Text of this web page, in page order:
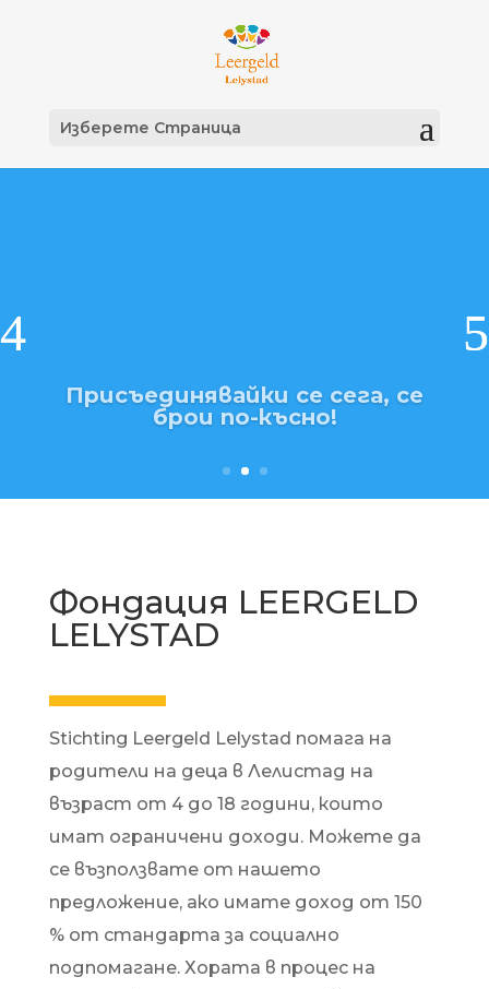
Изберете Страница
Присъединявайки се сега, се
брои по-късно!
Фондация LEERGELD
LELYSTAD
Stichting Leergeld Lelystad помага на
родители на деца в Лелистад на
възраст от 4 до 18 години, които
имат ограничени доходи. Можете да
се възползвате от нашето
предложение, ако имате доход от 150
% от стандарта за социално
подпомагане. Хората в процес на